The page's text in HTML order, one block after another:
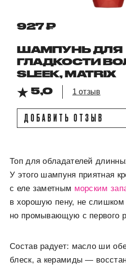
927 ₽
ШАМПУНЬ ДЛЯ
ГЛАДКОСТИ
SLEEK, MATRIX
5,0
1 отзыв
ДОБАВИТЬ ОТЗЫВ
Топ для обладателей
У этого шампуня приятная
с еле заметным морским
в хорошую пену, не слишком
но промывающую с первого
Состав радует: масло ши
блеск, а керамиды —